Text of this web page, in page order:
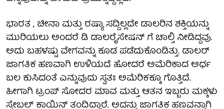
ಭಾರತ , ಚೀನಾ ಮತ್ತು ರಷ್ಯಾ ಸದ್ದಿಲ್ಲದೇ ಡಾಲರಿನ ಶಕ್ತಿಯನ್ನು
ಮುರಿಯಲು ಅಂದರೆ ಡಿ ಡಾಲರೈಸೇಷನ್ ಗೆ ಚಾಲ್ತಿ ನೀಡಿದ್ದವು.
ಅದು ಬಹಳಷ್ಟು ವೇಗವನ್ನು ಕೂಡ ಪಡೆದುಕೊಂಡಿತ್ತು. ಡಾಲರ್
ಜಾಗತಿಕ ಹಣವಾಗಿ ಉಳಿಯದೆ ಹೋದರೆ ಅಮೆರಿಕಾದ ಅರ್ಧ
ಬಲ ಕುಸಿದಂತೆ ಎನ್ನುವುದು ಸ್ವತಃ ಅಮೆರಿಕಕ್ಕೂ ಗೊತ್ತಿದೆ.
ಹೀಗಾಗಿ ಟ್ರಂಪ್ ಸೋದರ ಮಾವ ಮತ್ತು ಆತನ ಇಬ್ಬರು ಮಕ್ಕಳು
ಸ್ಟೇಬಲ್ ಕಾಯಿನ್ ತಂದಿದ್ದಾರೆ. ಅದನ್ನು ಜಾಗತಿಕ ಹಣವನ್ನಾಗಿ